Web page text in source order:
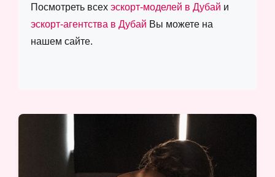
Посмотреть всех эскорт-моделей в Дубай и
эскорт-агентства в Дубай Вы можете на
нашем сайте.